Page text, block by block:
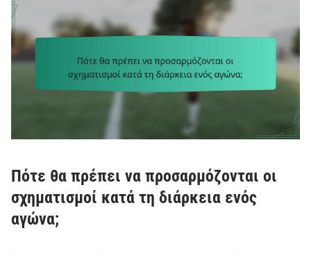
Πότε θα πρέπει να προσαρμόζονται οι
σχηματισμοί κατά τη διάρκεια ενός
αγώνα;